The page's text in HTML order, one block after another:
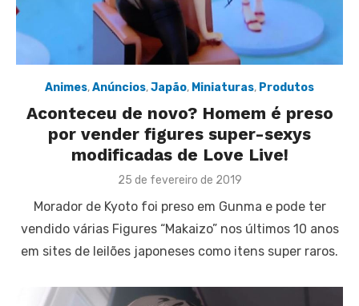
Animes,Anúncios,Japão, Miniaturas, Produtos
Aconteceu de novo? Homem é preso
por vender figures super-sexys
modificadas de Love Live!
Posted
25 de fevereiro de 2019
Morador de Kyoto foi preso em Gunma e pode ter
vendido várias Figures “Makaizo” nos últimos 10 anos
em sites de leilões japoneses como itens super raros.